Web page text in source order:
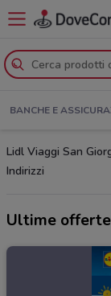
BANCHE E
Lidl Viaggi San
Indirizzi
Ultime